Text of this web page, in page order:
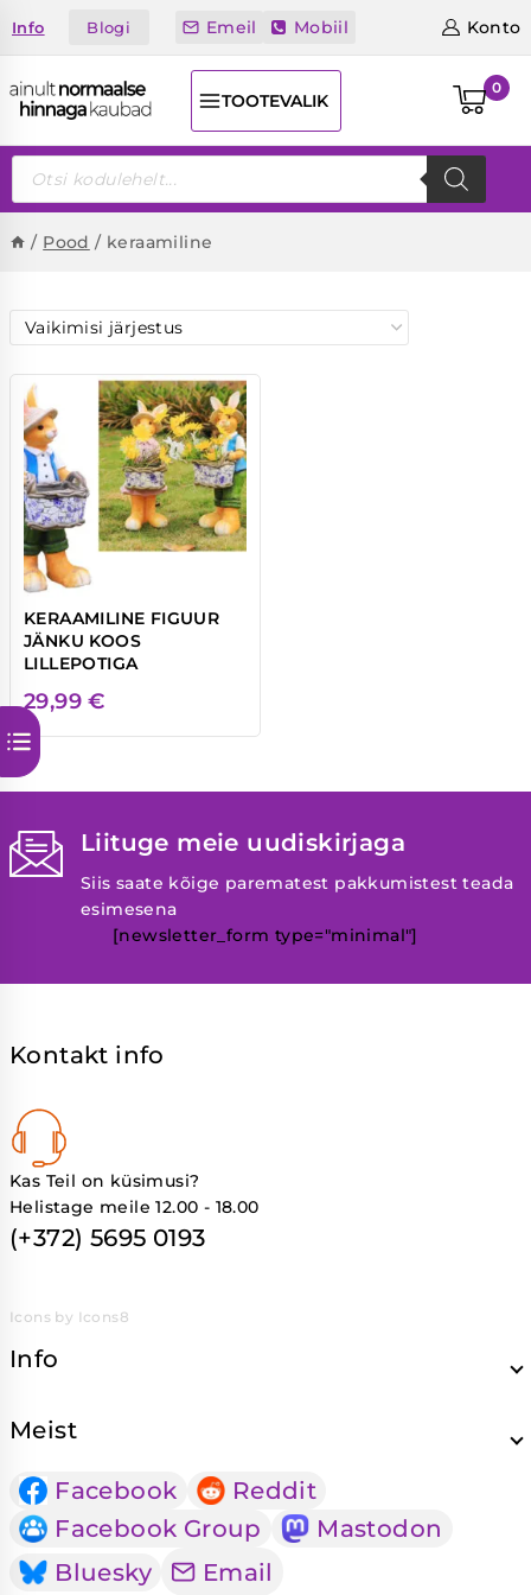
toInfo Blogi Emeil Mobiil Konto
TOOTEVALIK
0
Products
search
/ Pood / keraamiline
KERAAMILINE FIGUUR
JÄNKU KOOS
LILLEPOTIGA
29,99€
Liituge meie uudiskirjaga
Siis saate kõige parematest pakkumistest teada
esimesena
[newsletter_form type="minimal"]
Kontakt info
Kas Teil on küsimusi?
Helistage meile 12.00 - 18.00
(+372) 5695 0193
Icons by Icons8
Info
Meist
Facebook
Reddit
Facebook Group
Mastodon
Bluesky
Email